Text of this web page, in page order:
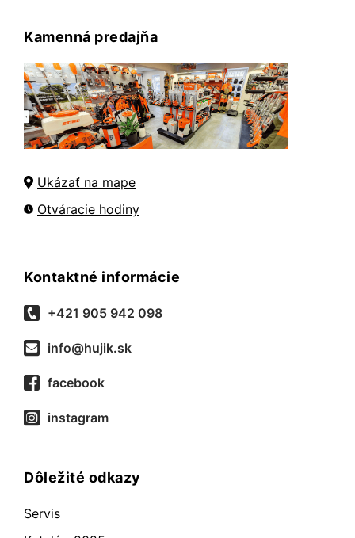
Kamenná predajňa
Ukázať na mape
Otváracie hodiny
Kontaktné informácie
+421 905 942 098
info@hujik.sk
facebook
instagram
Dôležité odkazy
Servis